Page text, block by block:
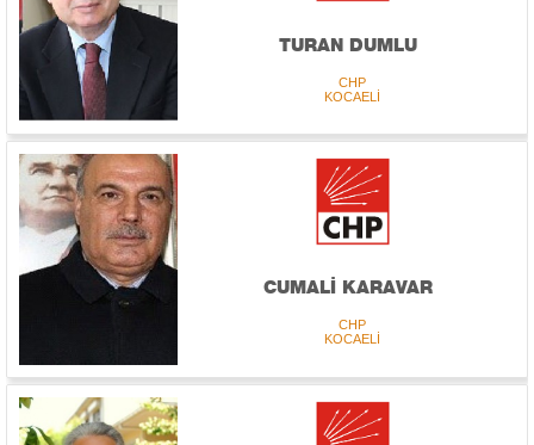
TURAN DUMLU
CHP
KOCAELİ
CUMALİ KARAVAR
CHP
KOCAELİ